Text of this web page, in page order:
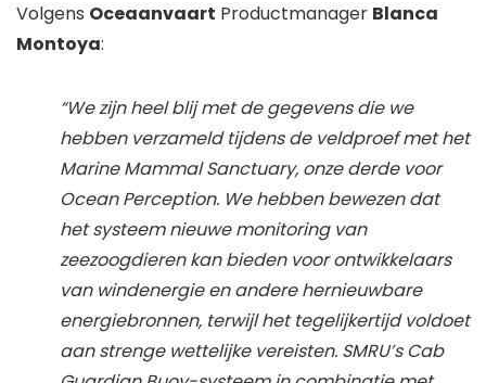
Volgens Oceaanvaart Productmanager Blanca
Montoya:
“We zijn heel blij met de gegevens die we
hebben verzameld tijdens de veldproef met het
Marine Mammal Sanctuary, onze derde voor
Ocean Perception. We hebben bewezen dat
het systeem nieuwe monitoring van
zeezoogdieren kan bieden voor ontwikkelaars
van windenergie en andere hernieuwbare
energiebronnen, terwijl het tegelijkertijd voldoet
aan strenge wettelijke vereisten. SMRU’s Cab